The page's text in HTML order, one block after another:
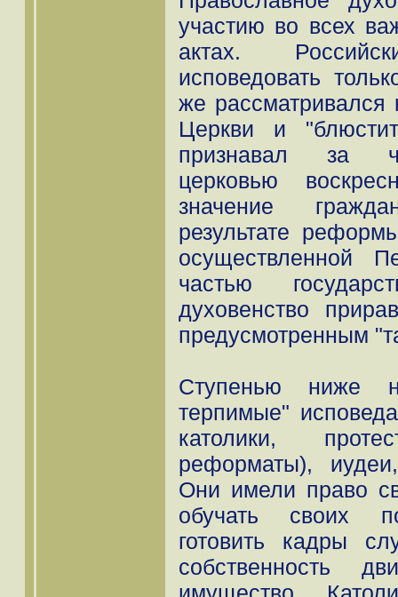
участию во всех
актах.
исповедовать
же рассматривался
Церкви и
признавал за
церковью
значение
результате
осуществленной
частью
духовенство
предусмотренным
Ступенью ниже
терпимые"
католики,
реформаты),
Они имели право
обучать своих
готовить кадры
собственность